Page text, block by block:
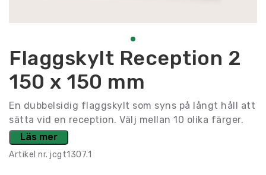
Flaggskylt Reception 2
150 x 150 mm
En dubbelsidig flaggskylt som syns på långt håll att
sätta vid en reception. Välj mellan 10 olika färger.
Läs mer
Artikel nr. jcgt1307.1